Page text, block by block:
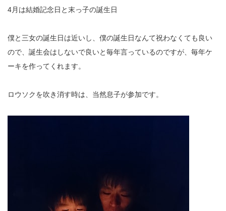
4月は結婚記念日と末っ子の誕生日
僕と三女の誕生日は近いし、僕の誕生日なんて祝わなくても良い
ので、誕生会はしないで良いと毎年言っているのですが、毎年ケ
ーキを作ってくれます。
ロウソクを吹き消す時は、当然息子が参加です。